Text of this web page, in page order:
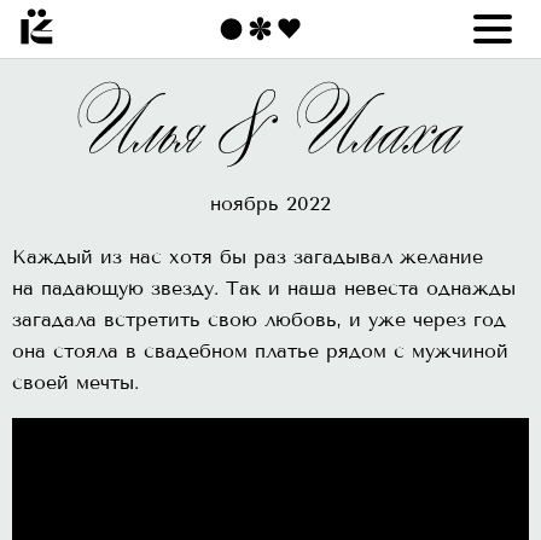
ноябрь 2022
Каждый из нас хотя бы раз загадывал желание
на падающую звезду. Так и наша невеста однажды
загадала встретить свою любовь, и уже через год
она стояла в свадебном платье рядом с мужчиной
своей мечты.